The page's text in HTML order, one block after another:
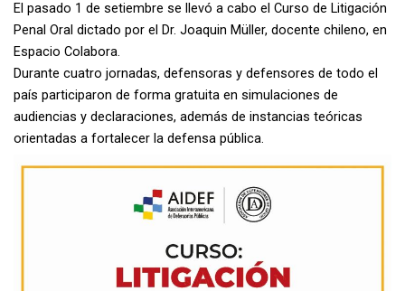
El pasado 1 de setiembre se llevó a cabo el Curso de Litigación
Penal Oral dictado por el Dr. Joaquin Müller, docente chileno, en
Espacio Colabora.
Durante cuatro jornadas, defensoras y defensores de todo el
país participaron de forma gratuita en simulaciones de
audiencias y declaraciones, además de instancias teóricas
orientadas a fortalecer la defensa pública.